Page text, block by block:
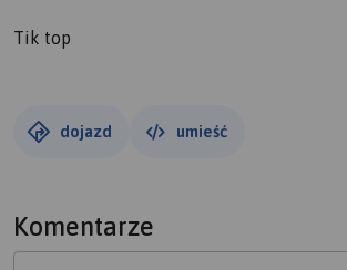
Tik top
dojazd umieść
Komentarze